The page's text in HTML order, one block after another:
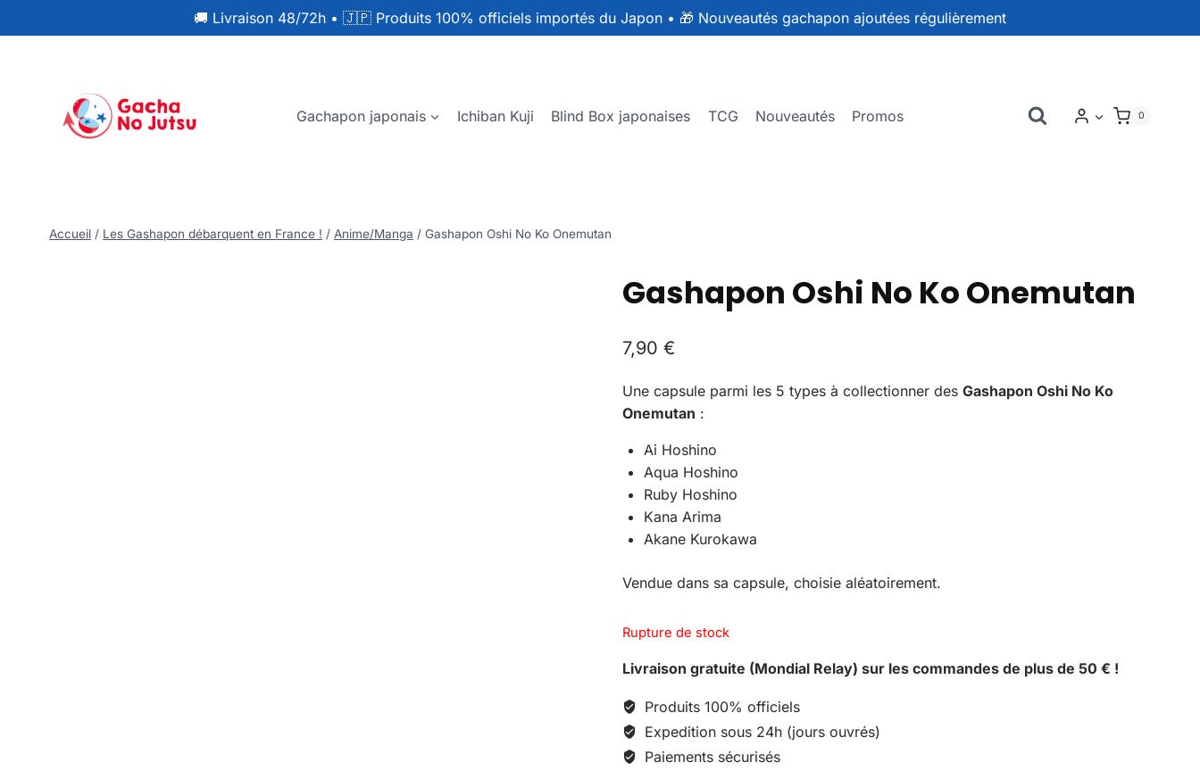
🚚 Livraison 48/72h • 🇯🇵 Produits 100% officiels importés du Japon • 🎁 Nouveautés gachapon ajoutées régulièrement
Gachapon japonais Ichiban Kuji Blind Box japonaises TCG Nouveautés Promos 0
Accueil / Les Gashapon débarquent en France ! / Anime/Manga / Gashapon Oshi No Ko Onemutan
Gashapon Oshi No Ko Onemutan
7,90 €
Une capsule parmi les 5 types à collectionner des Gashapon Oshi No Ko
Onemutan :
Ai Hoshino
Aqua Hoshino
Ruby Hoshino
Kana Arima
Akane Kurokawa
Vendue dans sa capsule, choisie aléatoirement.
Rupture de stock
Livraison gratuite (Mondial Relay) sur les commandes de plus de 50 € !
Produits 100% officiels
Expedition sous 24h (jours ouvrés)
Paiements sécurisés